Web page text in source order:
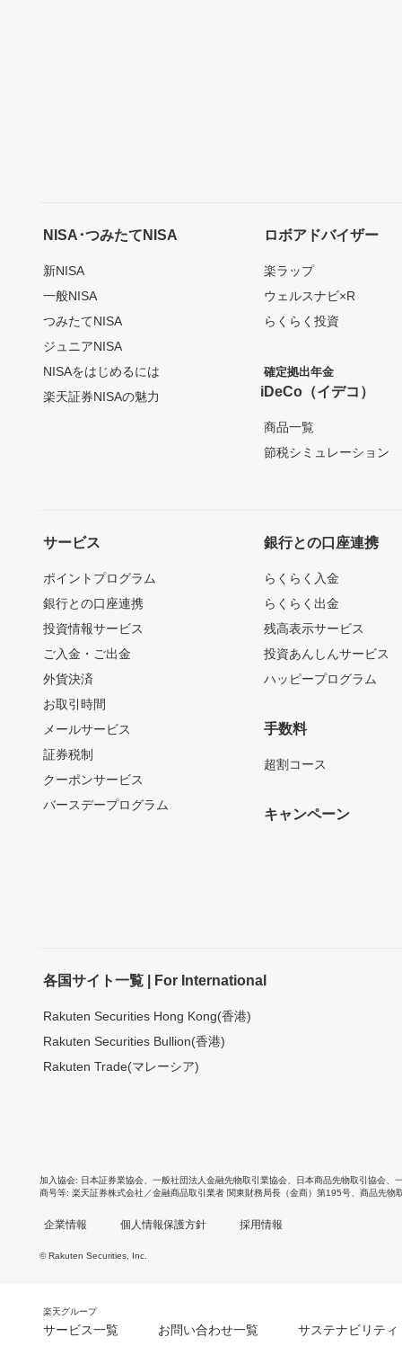
NISA･つみたてNISA
新NISA
一般NISA
つみたてNISA
ジュニアNISA
NISAをはじめるには
楽天証券NISAの魅力
ロボアドバイザー
楽ラップ
ウェルスナビ×R
らくらく投資
確定拠出年金
iDeCo（イデコ）
商品一覧
節税シミュレーション
サービス
ポイントプログラム
銀行との口座連携
投資情報サービス
ご入金・ご出金
外貨決済
お取引時間
メールサービス
証券税制
クーポンサービス
バースデープログラム
銀行との口座連携
らくらく入金
らくらく出金
残高表示サービス
投資あんしんサービス
ハッピープログラム
手数料
超割コース
キャンペーン
各国サイト一覧 | For International
Rakuten Securities Hong Kong(香港)
Rakuten Securities Bullion(香港)
Rakuten Trade(マレーシア)
加入協会 日本証券業協会 一般社団法人金融先物取引業協会 日本商品先物取引協会
商号等 楽天証券株式会社／金融商品取引業者 関東財務局長（金商）第195号、商品先物
企業情報 個人情報保護方針 採用情報
© Rakuten Securities, Inc.
楽天グループ
サービス一覧 お問い合わせ一覧 サステナビリティ